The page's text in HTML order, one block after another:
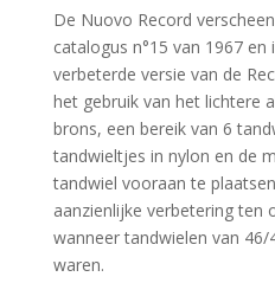
De Nuovo Record
catalogus n°15 van 1967 en
verbeterde versie van de
het gebruik van het lichtere
brons, een bereik van 6
tandwieltjes in nylon en de
tandwiel vooraan te
aanzienlijke verbetering ten
wanneer tandwielen van
waren.